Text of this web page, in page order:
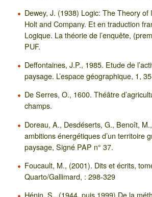
Dewey, J. (1938) Logic: The Theory of
Holt and Company. Et en traduction
Logique. La théorie de l’enquête,
PUF.
Deffontaines, J.P., 1985. Etude de
paysage. L’espace géographique, 1,
De Serres, O., 1600. Théâtre
champs.
Doreau, A., Desdéserts, G., Benoît,
ambitions énergétiques d’un territoire
paysage, Signé PAP n° 37.
Foucault, M., (2001). Dits et écrits,
Quarto/Gallimard, : 298-329